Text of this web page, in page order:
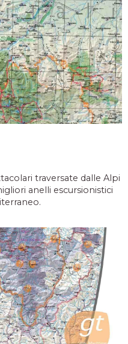
traversate dalle Alpi
anelli escursionistici